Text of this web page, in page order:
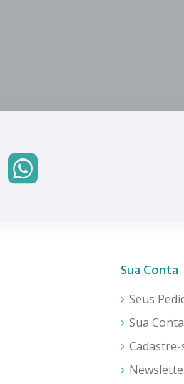
Sua Conta
Seus
Sua Conta
Cadastre-